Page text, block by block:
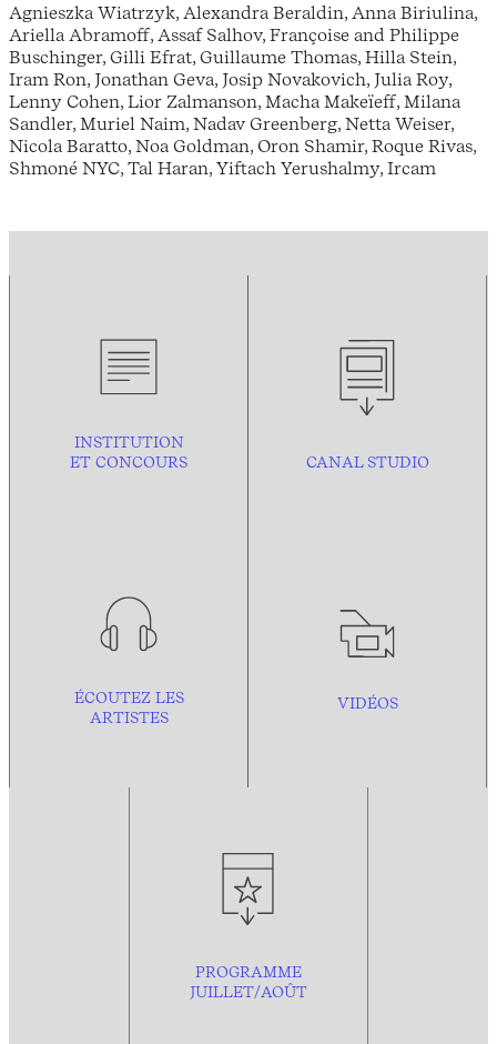
Agnieszka Wiatrzyk, Alexandra Beraldin, Anna Biriulina,
Ariella Abramoff, Assaf Salhov, Françoise and Philippe
Buschinger, Gilli Efrat, Guillaume Thomas, Hilla Stein,
Iram Ron, Jonathan Geva, Josip Novakovich, Julia Roy,
Lenny Cohen, Lior Zalmanson, Macha Makeïeff, Milana
Sandler, Muriel Naim, Nadav Greenberg, Netta Weiser,
Nicola Baratto, Noa Goldman, Oron Shamir, Roque Rivas,
Shmoné NYC, Tal Haran, Yiftach Yerushalmy, Ircam
INSTITUTION
ET CONCOURS
CANAL STUDIO
ÉCOUTEZ LES
ARTISTES
VIDÉOS
PROGRAMME
JUILLET/AOÛT